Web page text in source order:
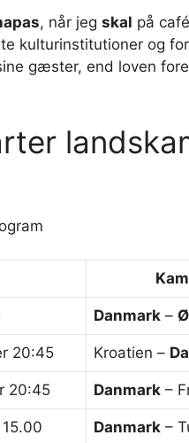
, når jeg skal på
kulturinstitutioner og
gæster, end loven
Danmark –
20:45 Kroatien –
20:45 Danmark –
Danmark –